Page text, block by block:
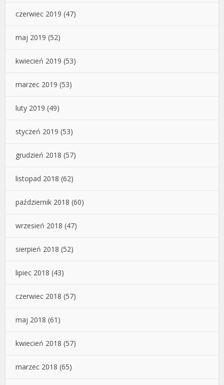
czerwiec 2019 (47)
maj 2019 (52)
kwiecień 2019 (53)
marzec 2019 (53)
luty 2019 (49)
styczeń 2019 (53)
grudzień 2018 (57)
listopad 2018 (62)
październik 2018 (60)
wrzesień 2018 (47)
sierpień 2018 (52)
lipiec 2018 (43)
czerwiec 2018 (57)
maj 2018 (61)
kwiecień 2018 (57)
marzec 2018 (65)